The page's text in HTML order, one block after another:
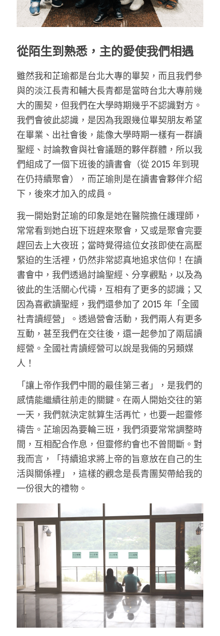
從陌生到熟悉，主的愛使我們相遇
雖然我和芷瑜都是台北大專的畢契，而且我們參
與的淡江長青和輔大長青都是當時台北大專前幾
大的團契，但我們在大學時期幾乎不認識對方。
我們會彼此認識，是因為我跟幾位畢契朋友希望
在畢業、出社會後，能像大學時期一樣有一群讀
聖經、討論教會與社會議題的夥伴群體，所以我
們組成了一個下班後的讀書會（從 2015 年到現
在仍持續聚會），而芷瑜則是在讀書會夥伴介紹
下，後來才加入的成員。
我一開始對芷瑜的印象是她在醫院擔任護理師，
常常看到她白班下班趕來聚會，又或是聚會完要
趕回去上大夜班；當時覺得這位女孩即使在高壓
緊迫的生活裡，仍然非常認真地追求信仰！在讀
書會中，我們透過討論聖經、分享觀點，以及為
彼此的生活關心代禱，互相有了更多的認識；又
因為喜歡讀聖經，我們還參加了 2015 年「全國
社青讀經營」。透過營會活動，我們兩人有更多
互動，甚至我們在交往後，還一起參加了兩屆讀
經營。全國社青讀經營可以說是我倆的另類媒
人！
「讓上帝作我們中間的最佳第三者」，是我們的
感情能繼續往前走的關鍵。在兩人開始交往的第
一天，我們就決定就算生活再忙，也要一起靈修
禱告。芷瑜因為要輪三班，我們須要常常調整時
間，互相配合作息，但靈修約會也不曾間斷。對
我而言，「持續追求將上帝的旨意放在自己的生
活與關係裡」，這樣的觀念是長青團契帶給我的
一份很大的禮物。